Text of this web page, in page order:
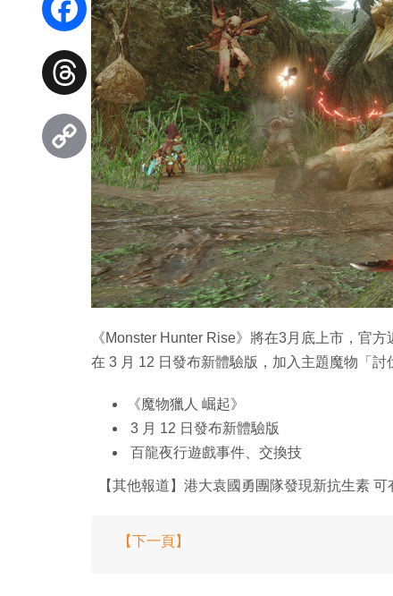
《Monster Hunter Rise》將在3月底上市，官
在 3 月 12 日發布新體驗版，加入主題魔物「討
《魔物獵人 崛起》
3 月 12 日發布新體驗版
百龍夜行遊戲事件、交換技
【其他報道】港大袁國勇團隊發現新抗生素 可
【下一頁】
Facebook
Threads
Copy
Link